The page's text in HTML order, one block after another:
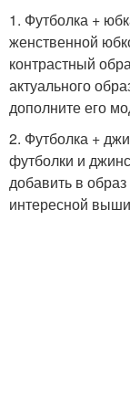
1. Футболка +
женственной
контрастный
актуального
дополните его
2. Футболка +
футболки и
добавить в
интересной